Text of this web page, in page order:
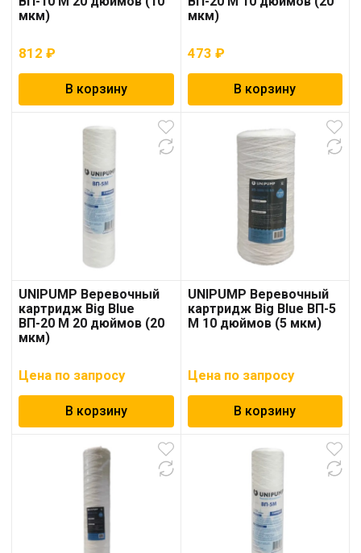
мкм)
812 ₽
В корзину
мкм)
473 ₽
В корзину
UNIPUMP Веревочный
картридж Big Blue
ВП-20 М 20 дюймов (20
мкм)
Цена по запросу
В корзину
UNIPUMP Веревочный
картридж Big Blue ВП-5
М 10 дюймов (5 мкм)
Цена по запросу
В корзину